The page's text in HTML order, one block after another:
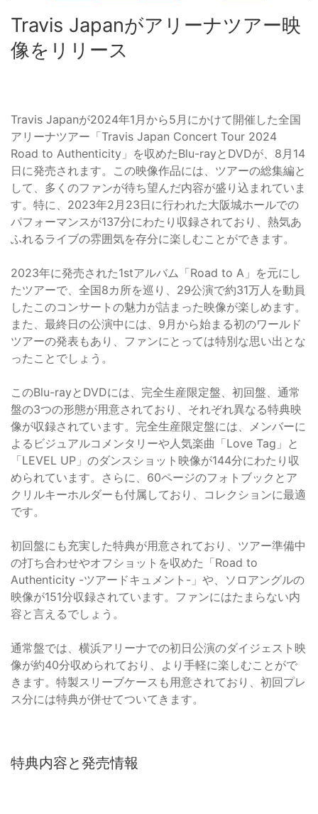
Travis Japanがアリーナツアー映
像をリリース
Travis Japanが2024年1月から5月にかけて開催した全国
アリーナツアー「Travis Japan Concert Tour 2024
Road to Authenticity」を収めたBlu-rayとDVDが、8月14
日に発売されます。この映像作品には、ツアーの総集編と
して、多くのファンが待ち望んだ内容が盛り込まれていま
す。特に、2023年2月23日に行われた大阪城ホールでの
パフォーマンスが137分にわたり収録されており、熱気あ
ふれるライブの雰囲気を存分に楽しむことができます。
2023年に発売された1stアルバム「Road to A」を元にし
たツアーで、全国8カ所を巡り、29公演で約31万人を動員
したこのコンサートの魅力が詰まった映像が楽しめます。
また、最終日の公演中には、9月から始まる初のワールド
ツアーの発表もあり、ファンにとっては特別な思い出とな
ったことでしょう。
このBlu-rayとDVDには、完全生産限定盤、初回盤、通常
盤の3つの形態が用意されており、それぞれ異なる特典映
像が収録されています。完全生産限定盤には、メンバーに
よるビジュアルコメンタリーや人気楽曲「Love Tag」と
「LEVEL UP」のダンスショット映像が144分にわたり収
められています。さらに、60ページのフォトブックとア
クリルキーホルダーも付属しており、コレクションに最適
です。
初回盤にも充実した特典が用意されており、ツアー準備中
の打ち合わせやオフショットを収めた「Road to
Authenticity -ツアードキュメント-」や、ソロアングルの
映像が151分収録されています。ファンにはたまらない内
容と言えるでしょう。
通常盤では、横浜アリーナでの初日公演のダイジェスト映
像が約40分収められており、より手軽に楽しむことがで
きます。特製スリーブケースも用意されており、初回プレ
ス分には特典が併せてついてきます。
特典内容と発売情報